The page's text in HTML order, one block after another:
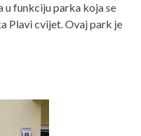
u funkciju parka koja se
Plavi cvijet. Ovaj park je